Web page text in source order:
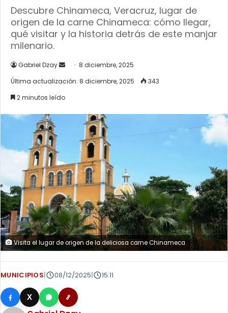
Descubre Chinameca, Veracruz, lugar de
origen de la carne Chinameca: cómo llegar,
qué visitar y la historia detrás de este manjar
milenario.
Gabriel Dzay
Send
an
8 diciembre, 2025
Última actualización: 8 diciembre, 2025
343
2 minutos leído
Visita el lugar de origen de la deliciosa carne Chinameca
MUNICIPIOS| 08/12/2025| 15:11
X